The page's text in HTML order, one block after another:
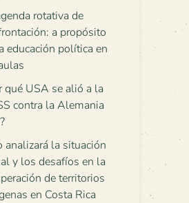
rotativa de
a propósito
educación política en
qué USA se alió a la
contra la Alemania
analizará la situación
y los desafíos en la
de territorios
en Costa Rica